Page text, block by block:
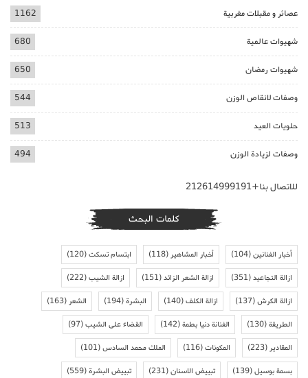
عصائر و مقبلات مغربية 1162
شهيوات عالمية 680
شهيوات رمضان 650
وصفات لانقاص الوزن 544
حلويات العيد 513
وصفات لزيادة الوزن 494
للاتصال بنا+212614999191
كلمات البحث
أخبار الفنانين(104) أخبار المشاهير(118) ابتسام تسكت(120)
ازالة التجاعيد(351) ازالة الشعر الزائد(151) ازالة الشيب(222)
ازالة الكرش(137) ازالة الكلف(140) البشرة(194) الشعر(163)
الطريقة(130) الفنانة دنيا بطمة(142) القضاء على الشيب(97)
المقادير(223) المكونات(116) الملك محمد السادس(101)
بسمة بوسيل(139) تبييض الاسنان(231) تبييض البشرة(559)